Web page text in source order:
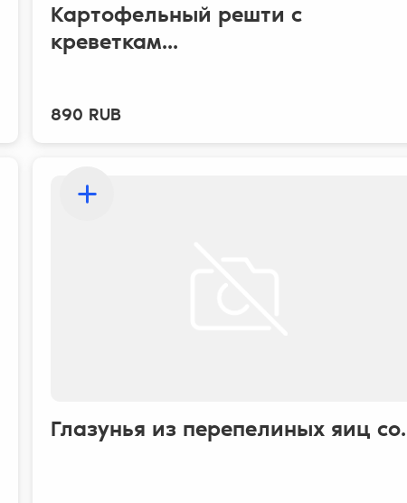
Картофельный решти с
креветкам...
890 RUB
Глазунья из перепелиных яиц